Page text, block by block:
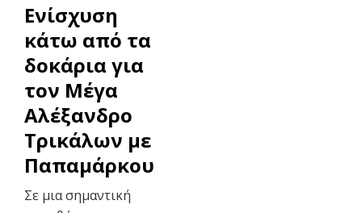
Ενίσχυση
κάτω από τα
δοκάρια για
τον Μέγα
Αλέξανδρο
Τρικάλων με
Παπαμάρκου
Σε μια σημαντική